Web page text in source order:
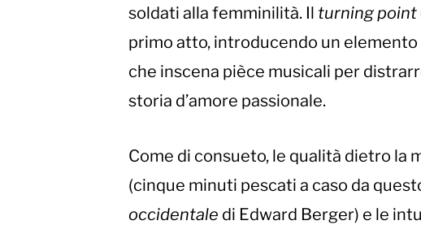
soldati alla femminilità. Il turning point
primo atto, introducendo un
che inscena pièce musicali per
storia d’amore passionale.
Come di consueto, le qualità dietro la
(cinque minuti pescati a caso da
occidentale di Edward Berger) e le